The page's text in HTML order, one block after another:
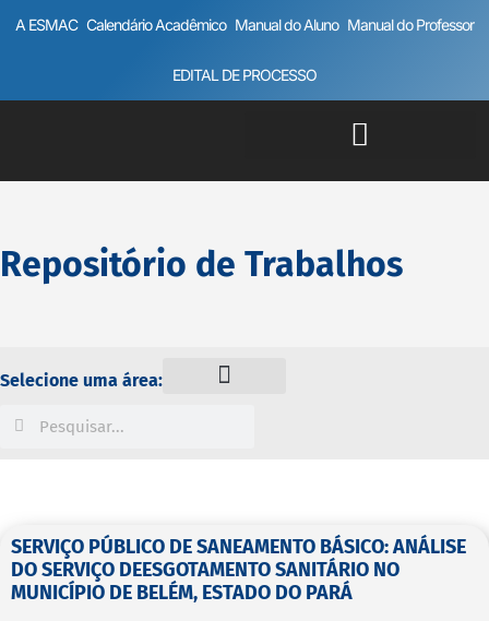
A ESMAC Calendário Acadêmico Manual do Aluno Manual do Professor
EDITAL DE PROCESSO
Repositório de Trabalhos
Selecione uma área:
SERVIÇO PÚBLICO DE SANEAMENTO BÁSICO: ANÁLISE
DO SERVIÇO DEESGOTAMENTO SANITÁRIO NO
MUNICÍPIO DE BELÉM, ESTADO DO PARÁ